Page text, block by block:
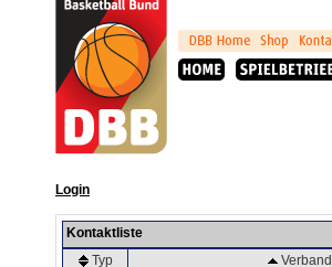
Login
Kontaktliste
Typ
Verband